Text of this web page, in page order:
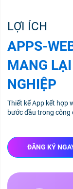
LỢI ÍCH
APPS-
MANG
NGHIỆP
Thiết kế App kết hợp
bước đầu trong công
ĐĂNG KÝ